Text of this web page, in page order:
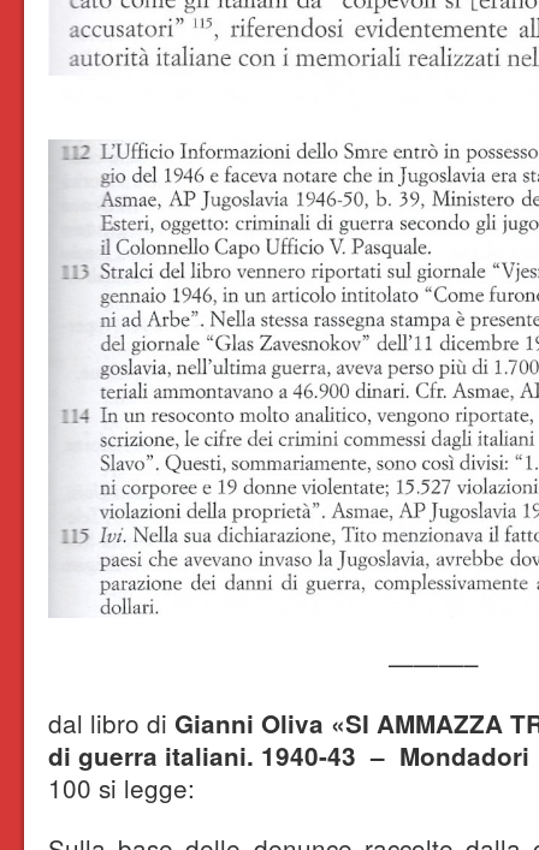
———–
dal libro di Gianni Oliva «SI AMMAZZA
di guerra italiani. 1940-43 –
100 si legge: